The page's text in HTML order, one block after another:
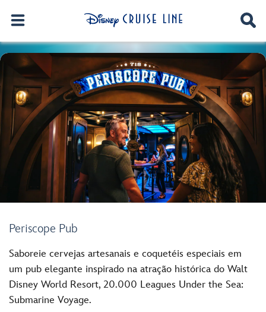
Periscope Pub
Saboreie cervejas artesanais e coquetéis especiais em
um pub elegante inspirado na atração histórica do Walt
Disney World Resort, 20.000 Leagues Under the Sea:
Submarine Voyage.